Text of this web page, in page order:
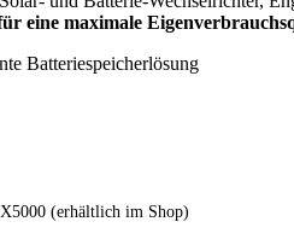
eine maximale
Batteriespeicherlösung
(erhältlich im Shop)